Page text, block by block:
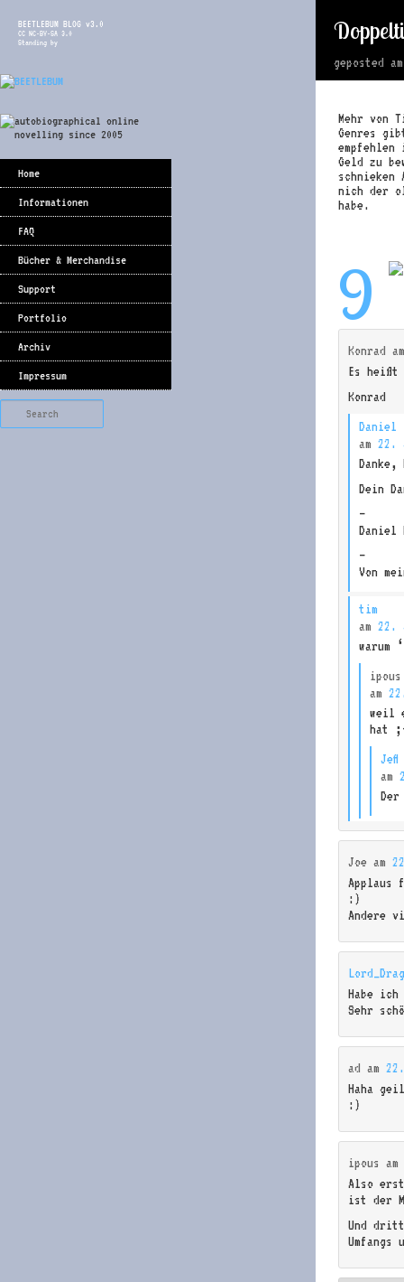
BEETLEBUM BLOG v3.0
CC NC-BY-SA 3.0
Standing by
Home
Informationen
FAQ
Bücher & Merchandise
Support
Portfolio
Archiv
Impressum
geposted
Mehr von
Genres
empfehlen
Geld zu
schnieken
nich der
habe.
9
Konrad
Es heißt
Konrad
Daniel
am 22.
Danke,
Dein
—
Daniel
—
Von
tim
am 22.
warum
ipous
am
weil
hat
Jeff
am
Joe am
Applaus
:)
Andere
Habe
Sehr
ad am
Haha
:)
ipous am
Also
ist der
Und
Umfangs